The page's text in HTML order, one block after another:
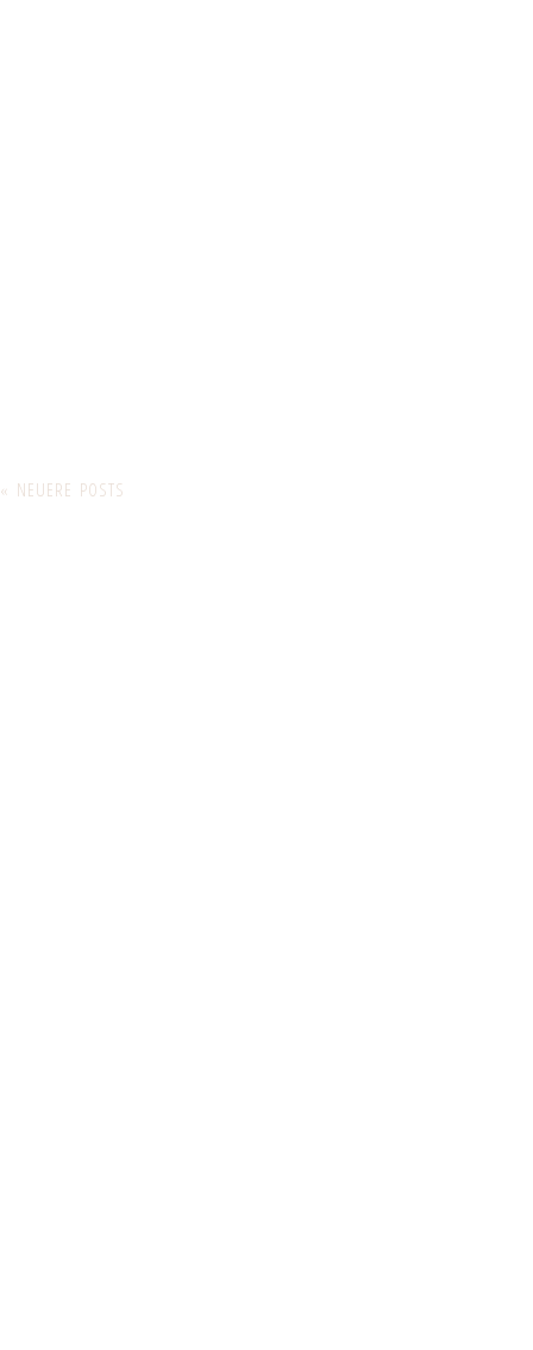
« NEUERE POSTS